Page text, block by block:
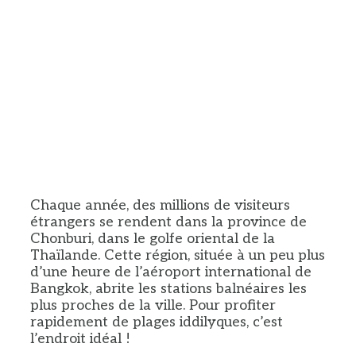
Chaque année, des millions de visiteurs
étrangers se rendent dans la province de
Chonburi, dans le golfe oriental de la
Thaïlande. Cette région, située à un peu plus
d’une heure de l’aéroport international de
Bangkok, abrite les stations balnéaires les
plus proches de la ville. Pour profiter
rapidement de plages iddilyques, c’est
l’endroit idéal !